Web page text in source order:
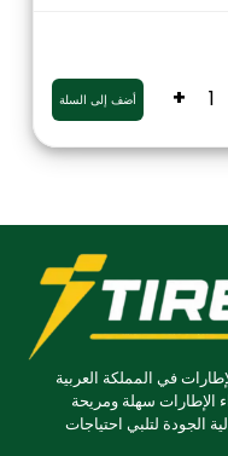
+ أضف إلى السلة
في المملكة العربية
سهلة ومريحة
الجودة لتلبي احتياجات